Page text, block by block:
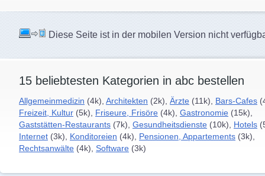
Diese Seite ist in der mobilen Version nicht
15 beliebtesten Kategorien in abc bestellen
Allgemeinmedizin (4k), Architekten (2k), Ärzte (11k), Bars-Cafes
Freizeit, Kultur (5k), Friseure, Frisöre (4k), Gastronomie (15k),
Gaststätten-Restaurants (7k), Gesundheitsdienste (10k), Hotels
Internet (3k), Konditoreien (4k), Pensionen, Appartements (3k),
Rechtsanwälte (4k), Software (3k)